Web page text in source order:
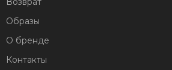
Образы
О бренде
Контакты